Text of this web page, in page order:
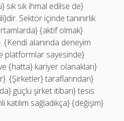
sık sık ihmal edilse de}
Sektör içinde tanınırlık
{aktif olmak}
alanında deneyim
platformlar sayesinde}
{hatta} kariyer olanakları}
{Şirketler} taraflarından}
güçlü şirket itibarı} tesis
sağladıkça} {değişim}